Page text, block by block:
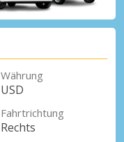
Währung
USD
Fahrtrichtung
Rechts